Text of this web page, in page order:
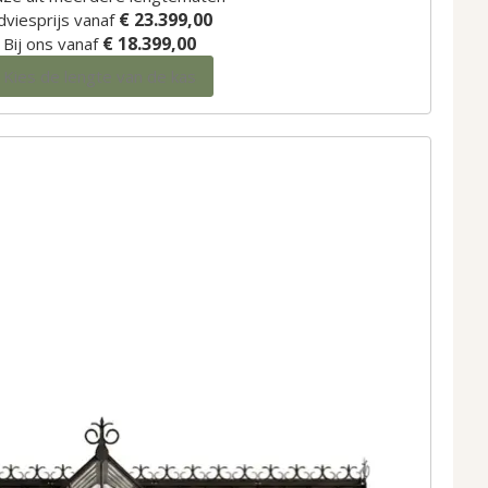
vanaf € 23.399,00
Bij ons vanaf € 18.399,00
Kies de lengte van de kas